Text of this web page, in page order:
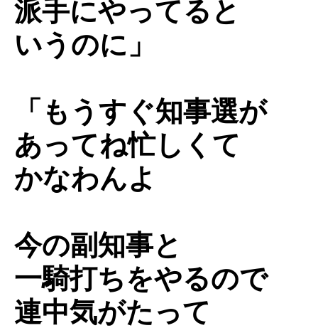
派手にやってると
いうのに」
「もうすぐ知事選が
あってね忙しくて
かなわんよ
今の副知事と
一騎打ちをやるので
連中気がたって